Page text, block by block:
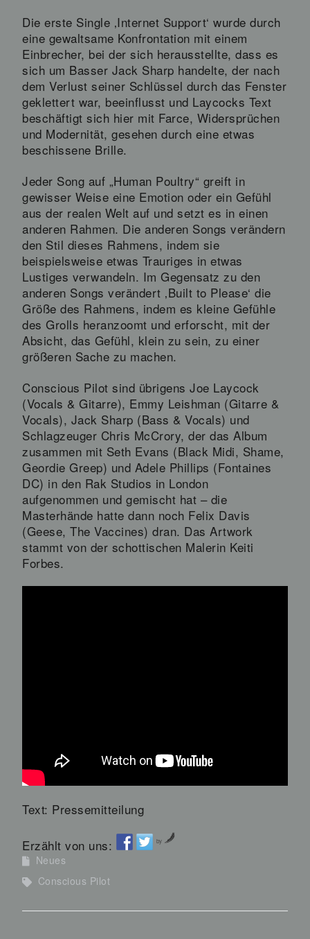
Die erste Single ‚Internet Support‘ wurde durch
eine gewaltsame Konfrontation mit einem
Einbrecher, bei der sich herausstellte, dass es
sich um Basser Jack Sharp handelte, der nach
dem Verlust seiner Schlüssel durch das Fenster
geklettert war, beeinflusst und Laycocks Text
beschäftigt sich hier mit Farce, Widersprüchen
und Modernität, gesehen durch eine etwas
beschissene Brille.
Jeder Song auf „Human Poultry“ greift in
gewisser Weise eine Emotion oder ein Gefühl
aus der realen Welt auf und setzt es in einen
anderen Rahmen. Die anderen Songs verändern
den Stil dieses Rahmens, indem sie
beispielsweise etwas Trauriges in etwas
Lustiges verwandeln. Im Gegensatz zu den
anderen Songs verändert ‚Built to Please‘ die
Größe des Rahmens, indem es kleine Gefühle
des Grolls heranzoomt und erforscht, mit der
Absicht, das Gefühl, klein zu sein, zu einer
größeren Sache zu machen.
Conscious Pilot sind übrigens Joe Laycock
(Vocals & Gitarre), Emmy Leishman (Gitarre &
Vocals), Jack Sharp (Bass & Vocals) und
Schlagzeuger Chris McCrory, der das Album
zusammen mit Seth Evans (Black Midi, Shame,
Geordie Greep) und Adele Phillips (Fontaines
DC) in den Rak Studios in London
aufgenommen und gemischt hat – die
Masterhände hatte dann noch Felix Davis
(Geese, The Vaccines) dran. Das Artwork
stammt von der schottischen Malerin Keiti
Forbes.
Text: Pressemitteilung
Erzählt von uns: by
Neues
Conscious Pilot